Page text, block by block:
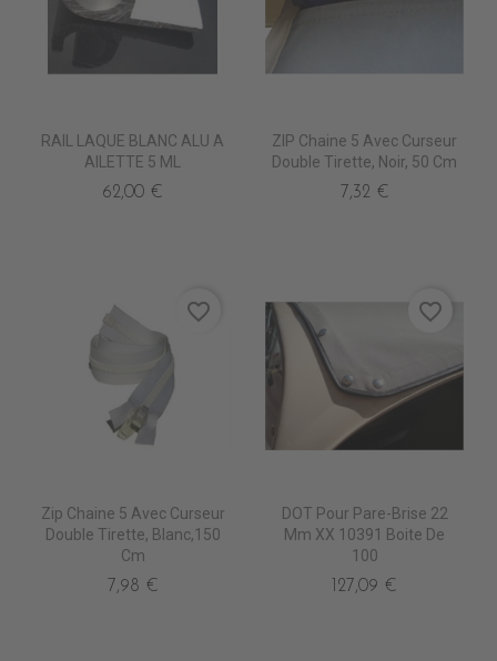
RAIL LAQUE BLANC ALU A
AILETTE 5 ML
62,00 €
ZIP Chaine 5 Avec Curseur
Double Tirette, Noir, 50 Cm
7,32 €
Zip Chaine 5 Avec Curseur
Double Tirette, Blanc,150
Cm
7,98 €
favorite_border
DOT Pour Pare-Brise 22
Mm XX 10391 Boite De
100
127,09 €
favorite_border